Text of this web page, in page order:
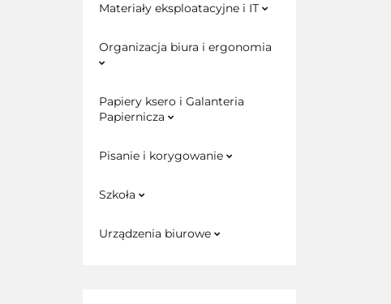
Materiały eksploatacyjne i IT
Organizacja biura i ergonomia
Papiery ksero i Galanteria
Papiernicza
Pisanie i korygowanie
Szkoła
Urządzenia biurowe